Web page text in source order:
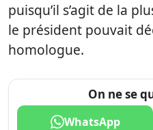
puisqu’il s’agit de la
le président pouvait
homologue.
On ne se
WhatsApp